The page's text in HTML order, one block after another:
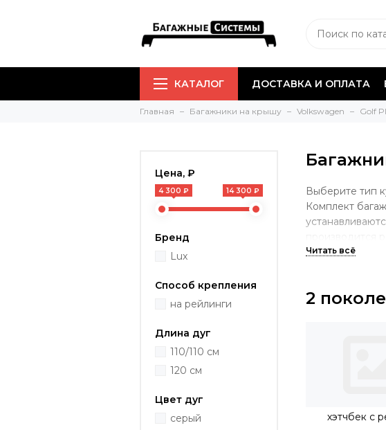
КАТАЛОГ ДОСТАВКА И ОПЛАТА
Главная Багажники на крышу Volkswagen Golf
Цена, ₽
4 300 ₽ 14 300 ₽
Бренд
Lux
Способ крепления
на рейлинги
Длина дуг
110/110 см
120 см
Цвет дуг
серый
Выберите тип
Комплект
производится
крепления
2
хэтчбек с